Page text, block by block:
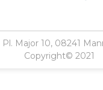
Major 10, 08241
Copyright© 2021